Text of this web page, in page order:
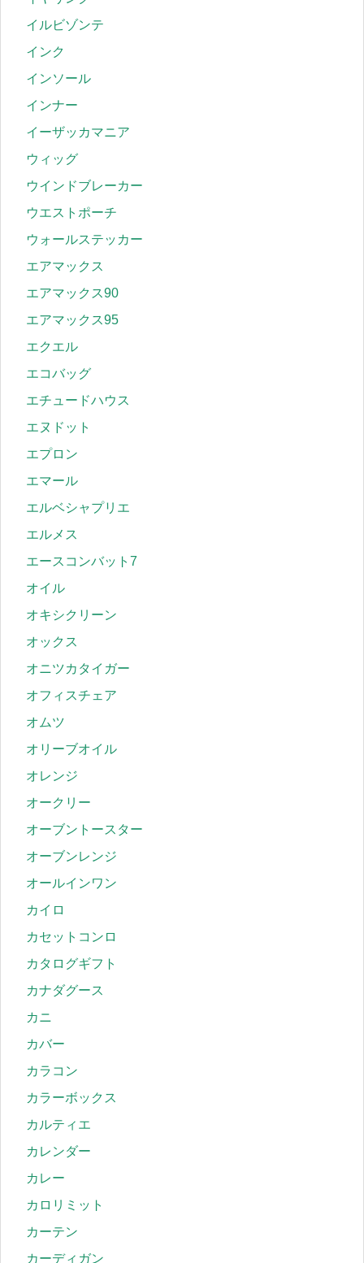
イルビゾンテ
インク
インソール
インナー
イーザッカマニア
ウィッグ
ウインドブレーカー
ウエストポーチ
ウォールステッカー
エアマックス
エアマックス90
エアマックス95
エクエル
エコバッグ
エチュードハウス
エヌドット
エプロン
エマール
エルベシャプリエ
エルメス
エースコンバット7
オイル
オキシクリーン
オックス
オニツカタイガー
オフィスチェア
オムツ
オリーブオイル
オレンジ
オークリー
オーブントースター
オーブンレンジ
オールインワン
カイロ
カセットコンロ
カタログギフト
カナダグース
カニ
カバー
カラコン
カラーボックス
カルティエ
カレンダー
カレー
カロリミット
カーテン
カーディガン